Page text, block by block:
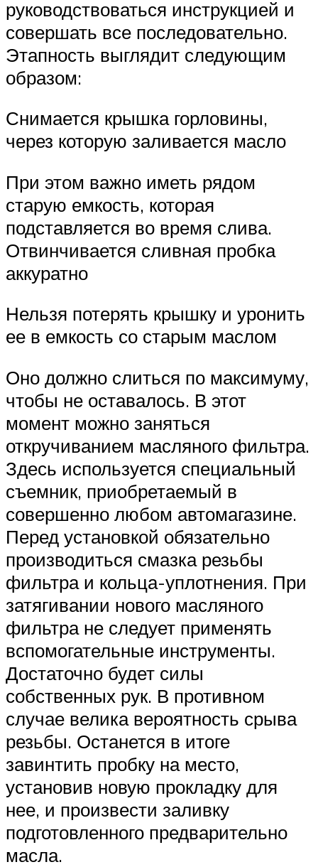
руководствоваться инструкцией и
совершать все последовательно.
Этапность выглядит следующим
образом:
Снимается крышка горловины,
через которую заливается масло
При этом важно иметь рядом
старую емкость, которая
подставляется во время слива.
Отвинчивается сливная пробка
аккуратно
Нельзя потерять крышку и уронить
ее в емкость со старым маслом
Оно должно слиться по максимуму,
чтобы не оставалось. В этот
момент можно заняться
откручиванием масляного фильтра.
Здесь используется специальный
съемник, приобретаемый в
совершенно любом автомагазине.
Перед установкой обязательно
производиться смазка резьбы
фильтра и кольца-уплотнения. При
затягивании нового масляного
фильтра не следует применять
вспомогательные инструменты.
Достаточно будет силы
собственных рук. В противном
случае велика вероятность срыва
резьбы. Останется в итоге
завинтить пробку на место,
установив новую прокладку для
нее, и произвести заливку
подготовленного предварительно
масла.